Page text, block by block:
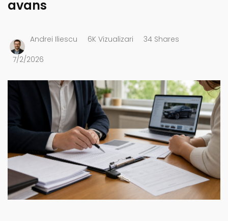
avans
Andrei Iliescu 6K Vizualizari 34 Shares
7/2/2026